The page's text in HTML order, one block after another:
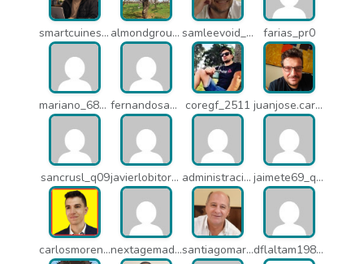
smartcuines_1378 almondgroup1984_pjc samleevoid_n58 farias_pr0
mariano_6807 fernandosanche_q11 coregf_2511 juanjose.carmona_182
sancrusl_q09 javierlobitort_pz2 administracion_q24 jaimete69_q26
carlosmorenogil_16533 nextagemadrid_lpj santiagomartindejesus_ncs dflaltam1980_os1